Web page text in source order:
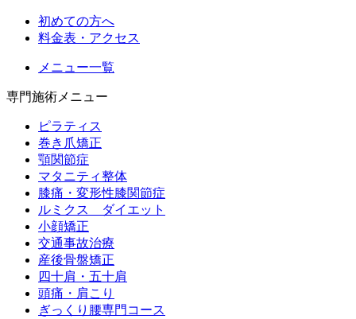
初めての方へ
料金表・アクセス
メニュー一覧
専門施術メニュー
ピラティス
巻き爪矯正
顎関節症
マタニティ整体
膝痛・変形性膝関節症
ルミクス ダイエット
小顔矯正
交通事故治療
産後骨盤矯正
四十肩・五十肩
頭痛・肩こり
ぎっくり腰専門コース